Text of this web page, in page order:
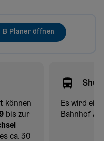
B Planer öffnen
können
bis zur
ca. 30
Es wird ein
Bahnhof